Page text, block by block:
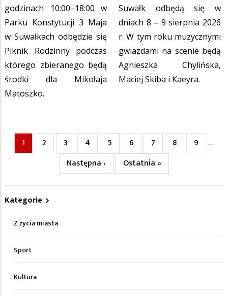
godzinach 10:00–18:00 w
Parku Konstytucji 3 Maja
w Suwałkach odbędzie się
Piknik Rodzinny podczas
którego zbieranego będą
środki dla Mikołaja
Matoszko.
Suwałk odbędą się w
dniach 8 – 9 sierpnia 2026
r. W tym roku muzycznymi
gwiazdami na scenie będą
Agnieszka Chylińska,
Maciej Skiba i Kaeyra.
Stronicowanie
Bieżąca
strona
1 Page
2 Page
3 Page
4 Page
5 Page
6 Page
7 Page
8 Page
9 …
Następna
strona
Następna ›
Ostatnia
strona
Ostatnia »
Kategorie
Z życia miasta
Sport
Kultura